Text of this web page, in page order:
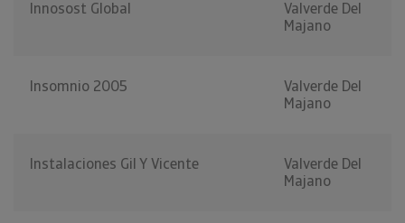
Innosost Global
Valverde Del
Majano
Insomnio 2005
Valverde Del
Majano
Instalaciones Gil Y Vicente
Valverde Del
Majano